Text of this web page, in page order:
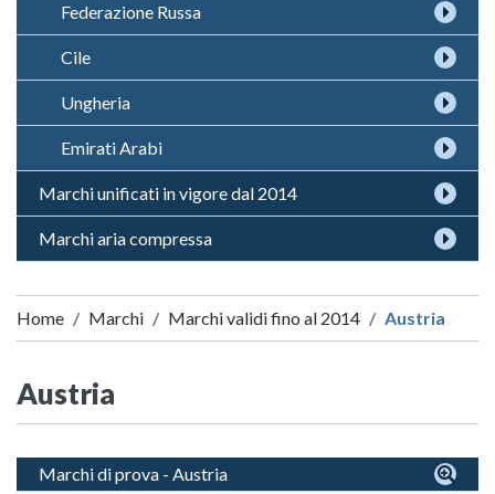
Federazione Russa
Cile
Ungheria
Emirati Arabi
Marchi unificati in vigore dal 2014
Marchi aria compressa
Home Marchi Marchi validi fino al 2014 Austria
Austria
Marchi di prova - Austria